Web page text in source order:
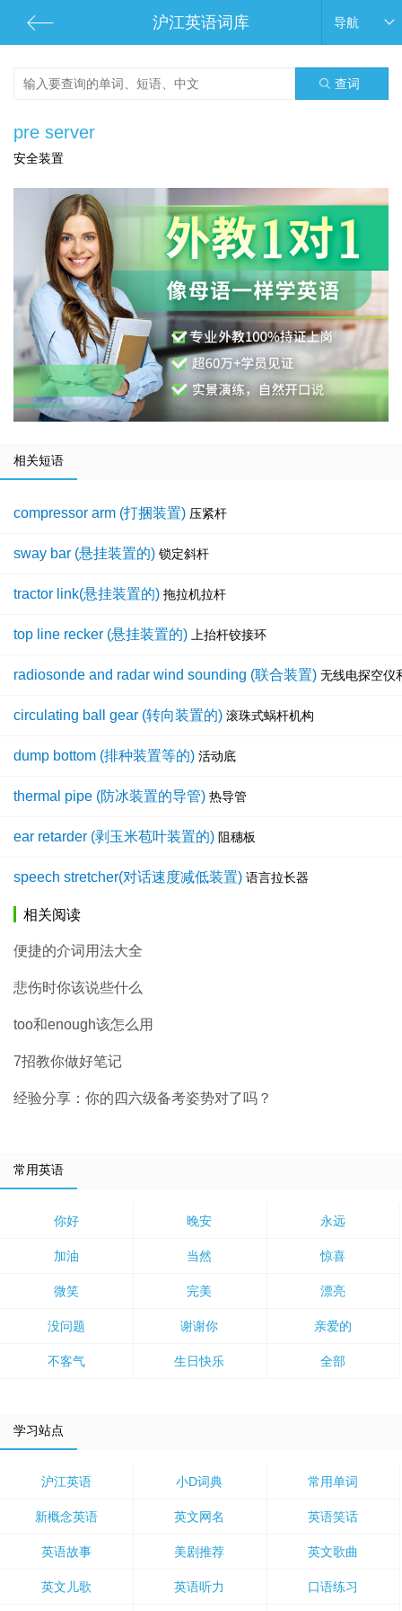
沪江英语词库 导航
查词
pre server
安全装置
相关短语
compressor arm (打捆装置) 压紧杆
sway bar (悬挂装置的) 锁定斜杆
tractor link(悬挂装置的) 拖拉机拉杆
top line recker (悬挂装置的) 上抬杆铰接环
radiosonde and radar wind sounding (联合装置) 无线电探空仪
circulating ball gear (转向装置的) 滚珠式蜗杆机构
dump bottom (排种装置等的) 活动底
thermal pipe (防冰装置的导管) 热导管
ear retarder (剥玉米苞叶装置的) 阻穗板
speech stretcher(对话速度减低装置) 语言拉长器
相关阅读
便捷的介词用法大全
悲伤时你该说些什么
too和enough该怎么用
7招教你做好笔记
经验分享：你的四六级备考姿势对了吗？
常用英语
你好 晚安 永远
加油 当然 惊喜
微笑 完美 漂亮
没问题 谢谢你 亲爱的
不客气 生日快乐 全部
学习站点
沪江英语 小D词典 常用单词
新概念英语 英文网名 英语笑话
英语故事 美剧推荐 英文歌曲
英文儿歌 英语听力 口语练习